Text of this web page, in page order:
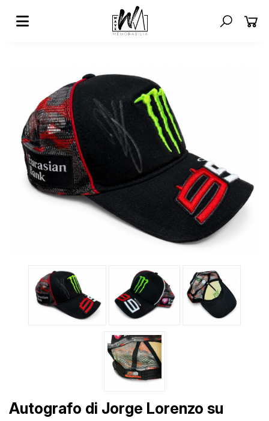
Autografo di Jorge Lorenzo su